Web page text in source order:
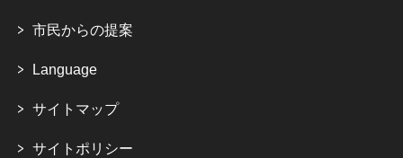
市民からの提案
Language
サイトマップ
サイトポリシー